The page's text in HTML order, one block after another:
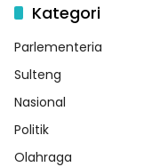
Kategori
Parlementeria
Sulteng
Nasional
Politik
Olahraga